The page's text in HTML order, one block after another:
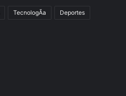
TecnologÃ­a Deportes